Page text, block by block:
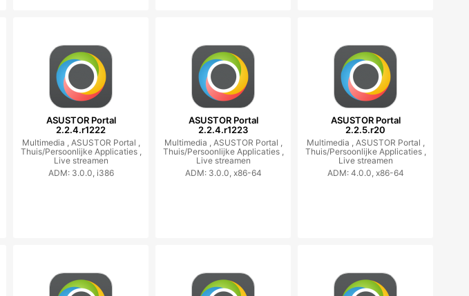
ASUSTOR Portal
2.2.4.r1222
Multimedia , ASUSTOR Portal ,
Thuis/Persoonlijke Applicaties ,
Live streamen
ADM: 3.0.0, i386
ASUSTOR Portal
2.2.4.r1223
Multimedia , ASUSTOR Portal ,
Thuis/Persoonlijke Applicaties ,
Live streamen
ADM: 3.0.0, x86-64
ASUSTOR Portal
2.2.5.r20
Multimedia , ASUSTOR Portal ,
Thuis/Persoonlijke Applicaties ,
Live streamen
ADM: 4.0.0, x86-64